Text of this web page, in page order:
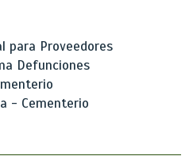
para Proveedores
Defunciones
- Cementerio